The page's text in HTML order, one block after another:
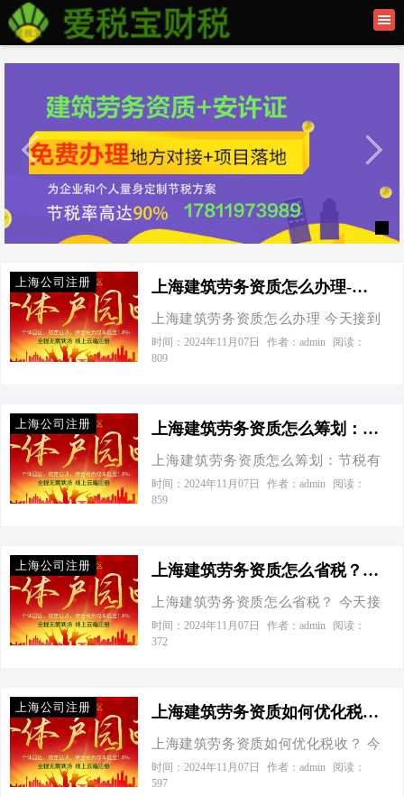
首页
联系我们
建筑资质办理
上海公司注册
上海公司注册 上海建筑劳务资质怎么办理-上海建筑劳务资质怎么办理
上海建筑劳务资质怎么办理 今天接到
一个老板电话，张总一开口就带着几
分急切：“老李啊，我这有个大项目，
门的“疑难杂症”吗？正好借此机会，给
儿，特别是怎么通过财税小妙招，让
你的企业在合法合规中笑傲江湖。 第
设管理委员会官网的最新数据，2023
年申请建筑劳务资质的企业比去年增
长了15%，这说明啥？说明市场竞争更
激烈了，但也意味着行业活力满满。
准》，…
时间：2024年11月07日 作者：admin
阅读：
809
上海公司注册 上海建筑劳务资质怎么筹划：节税有道，资质无忧-上海建筑劳务资质怎么筹划
上海建筑劳务资质怎么筹划：节税有
道，资质无忧 今天接到一个老板电
话，张总的声音透过听筒，带着几分
目，但建筑劳务资质这块儿，还有税
抚他：“张总，您算找对人了。咱们今
天就来一场‘资质与节税’的深度对话，
入云，竞争激烈。而建筑劳务资质，
就像是企业手中的“通行证”，没有它，
再大的雄心壮志也只能望高楼兴叹。
根据最新数据，拥有高级资质的建筑
时间：2024年11月07日 作者：admin
阅读：
859
上海公司注册 上海建筑劳务资质怎么省税？-上海建筑劳务资质怎么省税
上海建筑劳务资质怎么省税？ 今天接
到一个老板电话，张总的声音透过听
筒传来，带着几分焦急：“喂，李专家
套，特地来请教上海建筑劳务资质怎
烈，成本控制可是关键啊！”我笑着回
应：“张总，您算是找对人了。咱们今
时间：2024年11月07日 作者：admin
阅读：
372
上海公司注册 上海建筑劳务资质如何优化税收？-上海建筑劳务资质如何优化税收
上海建筑劳务资质如何优化税收？ 今
天接到一个老板电话，他问我：“我们
做建筑工程的，怎么样能合理又合法
时间：2024年11月07日 作者：admin
阅读：
597